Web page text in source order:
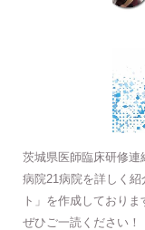
茨城県医師臨床研修連
病院21病院を詳しく
ト」を作成しておりま
ぜひご一読ください！